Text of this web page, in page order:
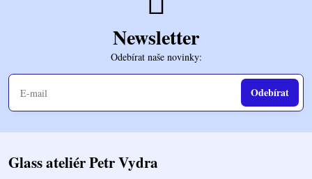
Newsletter
Odebírat naše novinky:
Odebírat
Glass ateliér Petr Vydra